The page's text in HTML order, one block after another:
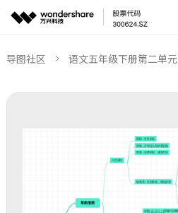
导图社区 语文五年级下册第二单元